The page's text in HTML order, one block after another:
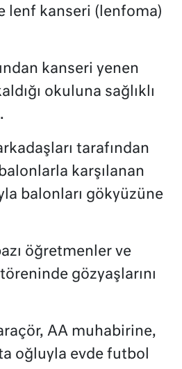
lenf kanseri (lenfoma)
kanseri yenen
okuluna sağlıklı
tarafından
karşılanan
balonları gökyüzüne
öğretmenler ve
gözyaşlarını
AA muhabirine,
oğluyla evde futbol